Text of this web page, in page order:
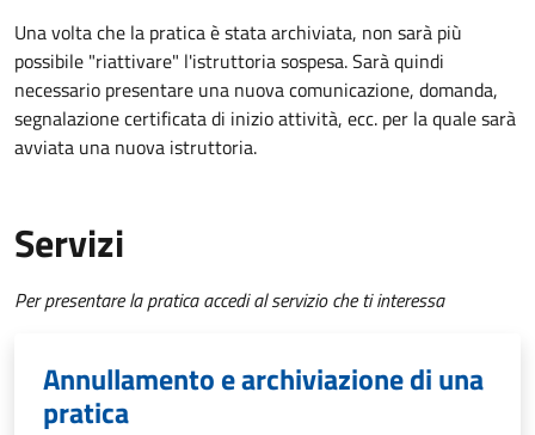
Una volta che la pratica è stata archiviata, non sarà più
possibile "riattivare" l'istruttoria sospesa. Sarà quindi
necessario presentare una nuova comunicazione, domanda,
segnalazione certificata di inizio attività, ecc. per la quale sarà
avviata una nuova istruttoria.
Servizi
Per presentare la pratica accedi al servizio che ti interessa
Annullamento e archiviazione di una
pratica